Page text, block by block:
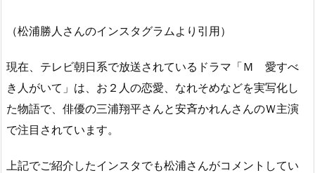
（松浦勝人さんのインスタグラムより引用）
現在、テレビ朝日系で放送されているドラマ「Ｍ 愛すべ
き人がいて」は、お２人の恋愛、なれそめなどを実写化し
た物語で、俳優の三浦翔平さんと安斉かれんさんのＷ主演
で注目されています。
上記でご紹介したインスタでも松浦さんがコメントしてい